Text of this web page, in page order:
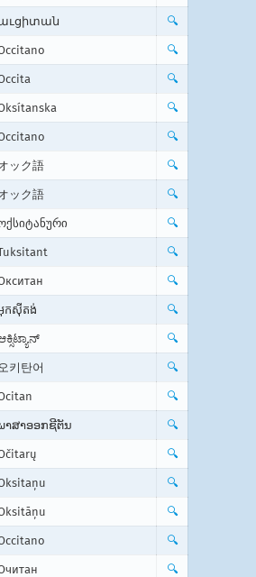
🔍
🔍
🔍
🔍
🔍
ック語 🔍
ック語 🔍
🔍
🔍
🔍
កស៊ីតង់ 🔍
🔍
오키탄어 🔍
🔍
າ​ສາ​ອອກ​ຊີ​ຕັນ 🔍
🔍
🔍
🔍
🔍
🔍